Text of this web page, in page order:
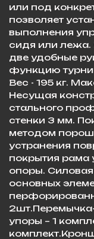
или под
позволяет
выполнения
сидя или лежа.
две удобные
функцию
Вес - 195 кг.
Несущая
стального
стенки 3 мм.
методом
устранения
покрытия рама
опоры.
основных
упоры – 1